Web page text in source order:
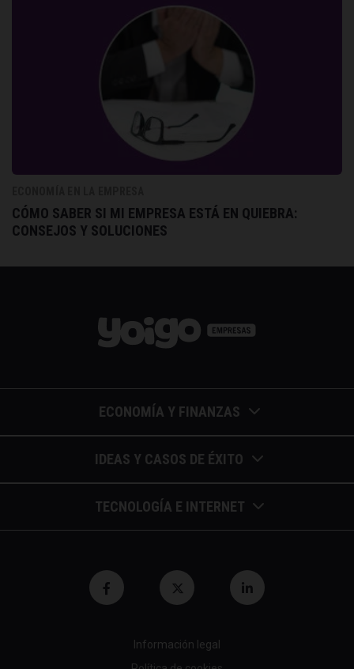
CÓMO SABER SI MI EMPRESA ESTÁ EN QUIEBRA:
CONSEJOS Y SOLUCIONES
ECONOMÍA Y FINANZAS
Barómetros de sueldos
Economía colaborativa
Economía para Pymes
IDEAS Y CASOS DE ÉXITO
Calendario de eventos
Casos de éxito
Entrevistas / autores
Gestión y liderazgo
TECNOLOGÍA E INTERNET
Blockchain y similares
Información legal